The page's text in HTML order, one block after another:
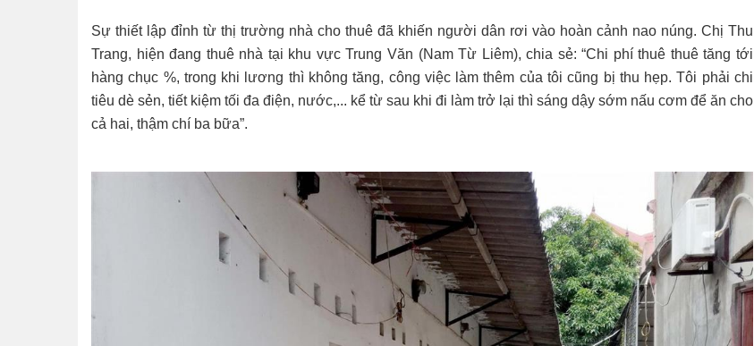
Sự thiết lập đỉnh từ thị trường nhà cho thuê đã khiến người dân rơi vào hoàn cảnh nao núng. Chị Thu
Trang, hiện đang thuê nhà tại khu vực Trung Văn (Nam Từ Liêm), chia sẻ: “Chi phí thuê thuê tăng tới
hàng chục %, trong khi lương thì không tăng, công việc làm thêm của tôi cũng bị thu hẹp. Tôi phải chi
tiêu dè sẻn, tiết kiệm tối đa điện, nước,... kể từ sau khi đi làm trở lại thì sáng dậy sớm nấu cơm để ăn cho
cả hai, thậm chí ba bữa”.